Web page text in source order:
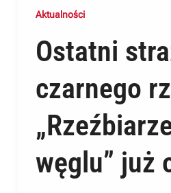
Aktualności
Ostatni
czarnego
węglu” już